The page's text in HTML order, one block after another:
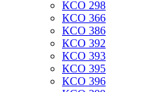
КСО 298
КСО 366
КСО 386
КСО 392
КСО 393
КСО 395
КСО 396